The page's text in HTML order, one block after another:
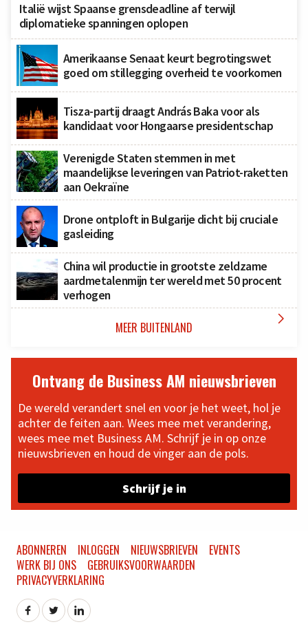
Italië wijst Spaanse grensdeadline af terwijl
diplomatieke spanningen oplopen
Amerikaanse Senaat keurt begrotingswet
goed om stillegging overheid te voorkomen
Tisza-partij draagt András Baka voor als
kandidaat voor Hongaarse presidentschap
Verenigde Staten stemmen in met
maandelijkse leveringen van Patriot-raketten
aan Oekraïne
Drone ontploft in Bulgarije dicht bij cruciale
gasleiding
China wil productie in grootste zeldzame
aardmetalenmijn ter wereld met 50 procent
verhogen
MEER BUITENLAND 
Ontvang de Business AM nieuwsbrieven
De wereld verandert snel en voor je het weet, hol je
achter de feiten aan. Wees mee met verandering,
wees mee met Business AM. Schrijf je in op onze
nieuwsbrieven en houd de vinger aan de pols.
Schrijf je in
ABONNEREN INLOGGEN NIEUWSBRIEVEN
EVENTS
WERK BIJ ONS
GEBRUIKSVOORWAARDEN
PRIVACYVERKLARING